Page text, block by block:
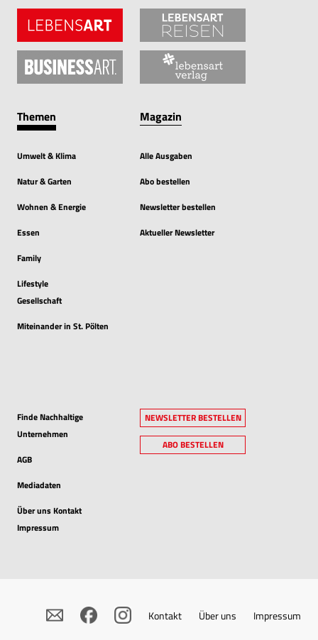
Themen
Umwelt & Klima
Natur & Garten
Wohnen & Energie
Essen
Family
Lifestyle
Gesellschaft
Miteinander in St. Pölten
Magazin
Alle Ausgaben
Abo bestellen
Newsletter bestellen
Aktueller Newsletter
Finde Nachhaltige
Unternehmen
AGB
Mediadaten
Über uns Kontakt
Impressum
NEWSLETTER BESTELLEN
ABO BESTELLEN
Kontakt Über uns Impressum